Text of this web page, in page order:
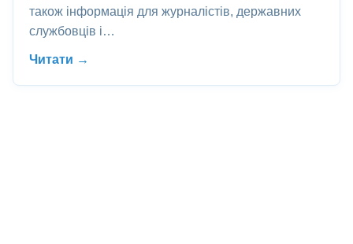
також інформація для журналістів, державних
службовців і…
Читати →